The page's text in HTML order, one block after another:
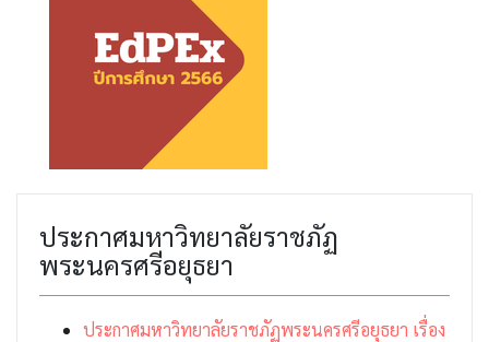
ประกาศมหาวิทยาลัยราชภัฏ
พระนครศรีอยุธยา
ประกาศมหาวิทยาลัยราชภัฏพระนครศรีอยุธยา เรื่อง